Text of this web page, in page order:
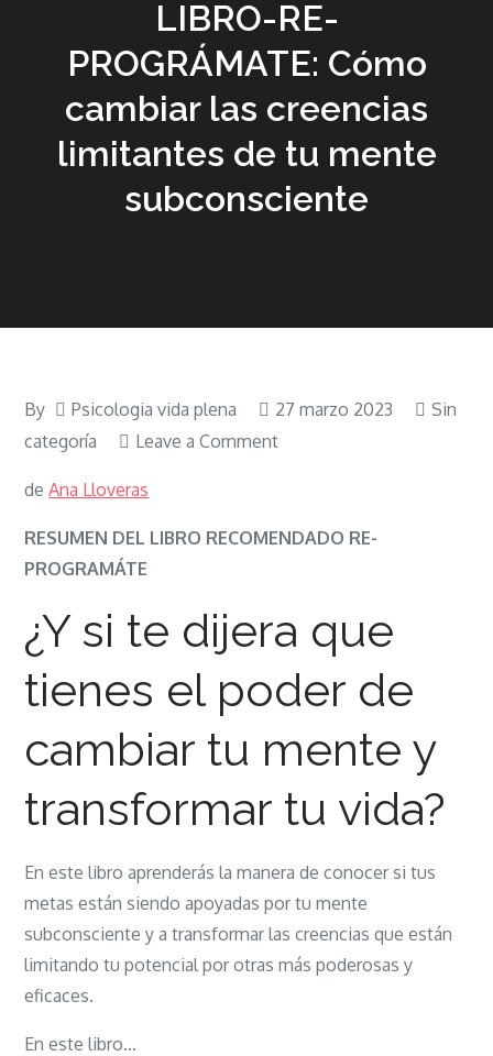
LIBRO-RE-
PROGRÁMATE: Cómo
cambiar las creencias
limitantes de tu mente
subconsciente
By Psicologia vida plena 27 marzo 2023
Sin
categoría
Leave a Commenton
PROGRÁMATE:
las
creencias
limitantes
tu
subconsciente
deAna Lloveras
RESUMEN DEL LIBRO RECOMENDADO RE-
PROGRAMÁTE
¿Y si te dijera que
tienes el poder de
cambiar tu mente y
transformar tu vida?
En este libro aprenderás la manera de conocer si tus
metas están siendo apoyadas por tu mente
subconsciente y a transformar las creencias que están
limitando tu potencial por otras más poderosas y
eficaces.
En este libro…